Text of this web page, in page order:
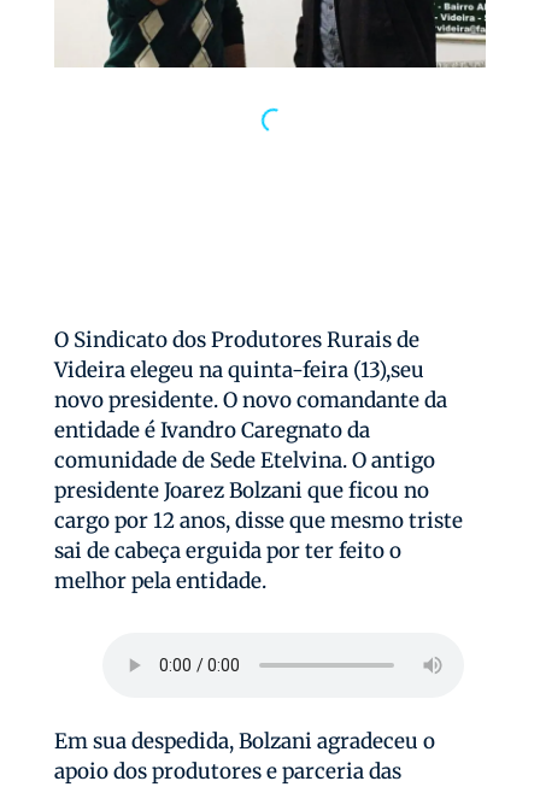
O Sindicato dos Produtores Rurais de
Videira elegeu na quinta-feira (13),seu
novo presidente. O novo comandante da
entidade é Ivandro Caregnato da
comunidade de Sede Etelvina. O antigo
presidente Joarez Bolzani que ficou no
cargo por 12 anos, disse que mesmo triste
sai de cabeça erguida por ter feito o
melhor pela entidade.
Em sua despedida, Bolzani agradeceu o
apoio dos produtores e parceria das